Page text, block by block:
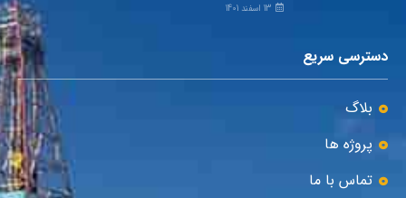
13 اسفند 1401
دسترسی سریع
بلاگ
پروژه ها
تماس با ما